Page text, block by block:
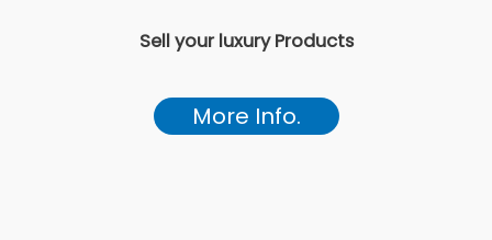
Sell your luxury Products
More Info.